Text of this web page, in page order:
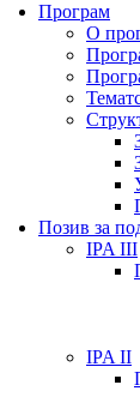
Програм
О
Позив за
IPA III
IPA II